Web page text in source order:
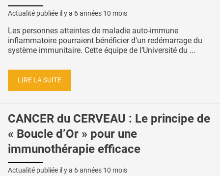
Actualité publiée il y a 6 années 10 mois
Les personnes atteintes de maladie auto-immune
inflammatoire pourraient bénéficier d'un redémarrage du
système immunitaire. Cette équipe de l’Université du ...
LIRE LA SUITE
CANCER du CERVEAU : Le principe de
« Boucle d’Or » pour une
immunothérapie efficace
Actualité publiée il y a 6 années 10 mois